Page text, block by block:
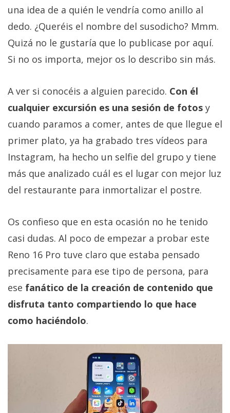
una idea de a quién le vendría como anillo al
dedo. ¿Queréis el nombre del susodicho? Mmm.
Quizá no le gustaría que lo publicase por aquí.
Si no os importa, mejor os lo describo sin más.
A ver si conocéis a alguien parecido. Con él
cualquier excursión es una sesión de fotos y
cuando paramos a comer, antes de que llegue el
primer plato, ya ha grabado tres vídeos para
Instagram, ha hecho un selfie del grupo y tiene
más que analizado cuál es el lugar con mejor luz
del restaurante para inmortalizar el postre.
Os confieso que en esta ocasión no he tenido
casi dudas. Al poco de empezar a probar este
Reno 16 Pro tuve claro que estaba pensado
precisamente para ese tipo de persona, para
ese fanático de la creación de contenido que
disfruta tanto compartiendo lo que hace
como haciéndolo.